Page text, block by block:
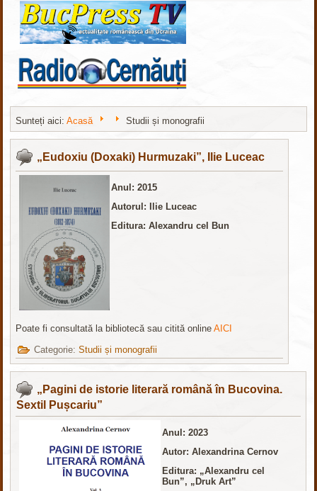
Sunteți aici:Acasă Studii și monografii
„Eudoxiu (Doxaki) Hurmuzaki”, Ilie Luceac
Anul: 2015
Autorul: Ilie Luceac
Editura: Alexandru cel Bun
Poate fi consultată la bibliotecă sau citită onlineAICI
Categorie:Studii și monografii
„Pagini de istorie literară română în Bucovina.
Sextil Pușcariu”
Anul: 2023
Autor: Alexandrina Cernov
Editura: „Alexandru cel
Bun”, „Druk Art”